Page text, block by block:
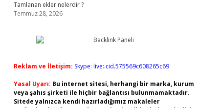
Tamlanan ekler nelerdir ?
Temmuz 28, 2026
Reklam ve İletişim: Skype: live:.cid.575569c608265c69
Yasal Uyarı: Bu internet sitesi, herhangi bir marka, kurum
veya şahıs şirketi ile hiçbir bağlantısı bulunmamaktadır.
Sitede yalnızca kendi hazırladığımız makaleler